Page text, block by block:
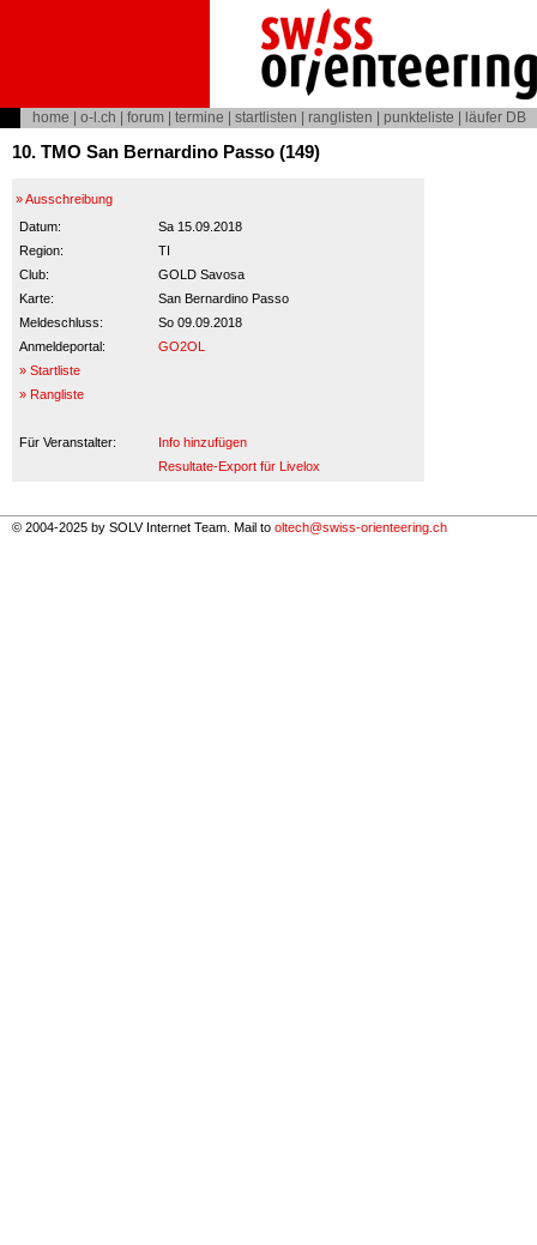
home o-l.ch forum termine startlisten ranglisten punkteliste läufer DB
10. TMO San Bernardino Passo (149)
» Ausschreibung
Datum:
Sa 15.09.2018
Region:
TI
Club:
GOLD Savosa
Karte:
San Bernardino Passo
Meldeschluss:
So 09.09.2018
Anmeldeportal:
GO2OL
» Startliste
» Rangliste
Für Veranstalter:
Info hinzufügen
Resultate-Export für Livelox
© 2004-2025 by SOLV Internet Team. Mail to oltech@swiss-orienteering.ch